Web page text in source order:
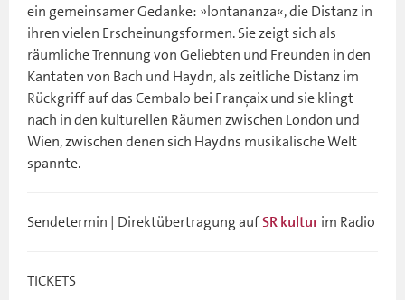
ein gemeinsamer Gedanke: »lontananza«, die Distanz in
ihren vielen Erscheinungsformen. Sie zeigt sich als
räumliche Trennung von Geliebten und Freunden in den
Kantaten von Bach und Haydn, als zeitliche Distanz im
Rückgriff auf das Cembalo bei Françaix und sie klingt
nach in den kulturellen Räumen zwischen London und
Wien, zwischen denen sich Haydns musikalische Welt
spannte.
Sendetermin | Direktübertragung aufSR kultur im Radio
TICKETS